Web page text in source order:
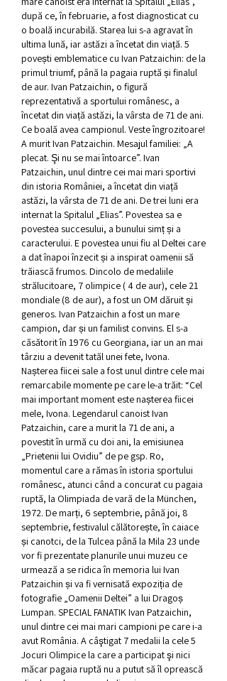
după ce, în februarie, a fost diagnosticat cu
o boală incurabilă. Starea lui s-a agravat în
ultima lună, iar astăzi a încetat din viață. 5
povești emblematice cu Ivan Patzaichin: de la
primul triumf, până la pagaia ruptă și finalul
de aur. Ivan Patzaichin, o figură
reprezentativă a sportului românesc, a
încetat din viață astăzi, la vârsta de 71 de ani.
Ce boală avea campionul. Veste îngrozitoare!
A murit Ivan Patzaichin. Mesajul familiei: „A
plecat. Şi nu se mai întoarce”. Ivan
Patzaichin, unul dintre cei mai mari sportivi
din istoria României, a încetat din viață
astăzi, la vârsta de 71 de ani. De trei luni era
internat la Spitalul „Elias”. Povestea sa e
povestea succesului, a bunului simț și a
caracterului. E povestea unui fiu al Deltei care
a dat înapoi înzecit și a inspirat oamenii să
trăiască frumos. Dincolo de medaliile
strălucitoare, 7 olimpice ( 4 de aur), cele 21
mondiale (8 de aur), a fost un OM dăruit și
generos. Ivan Patzaichin a fost un mare
campion, dar și un familist convins. El s-a
căsătorit în 1976 cu Georgiana, iar un an mai
târziu a devenit tatăl unei fete, Ivona.
Nașterea fiicei sale a fost unul dintre cele mai
remarcabile momente pe care le-a trăit: “Cel
mai important moment este nașterea fiicei
mele, Ivona. Legendarul canoist Ivan
Patzaichin, care a murit la 71 de ani, a
povestit în urmă cu doi ani, la emisiunea
„Prietenii lui Ovidiu” de pe gsp. Ro,
momentul care a rămas în istoria sportului
românesc, atunci când a concurat cu pagaia
ruptă, la Olimpiada de vară de la München,
1972. De marți, 6 septembrie, până joi, 8
septembrie, festivalul călătorește, în caiace
și canotci, de la Tulcea până la Mila 23 unde
vor fi prezentate planurile unui muzeu ce
urmează a se ridica în memoria lui Ivan
Patzaichin și va fi vernisată expoziția de
fotografie „Oamenii Deltei” a lui Dragoș
Lumpan. SPECIAL FANATIK Ivan Patzaichin,
unul dintre cei mai mari campioni pe care i-a
avut România. A câştigat 7 medalii la cele 5
Jocuri Olimpice la care a participat şi nici
măcar pagaia ruptă nu a putut să îl oprească